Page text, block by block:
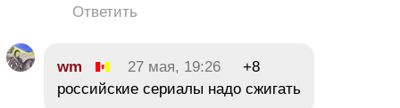
Ответить
wm 27 мая, 19:26
+8
российские сериалы надо сжигать